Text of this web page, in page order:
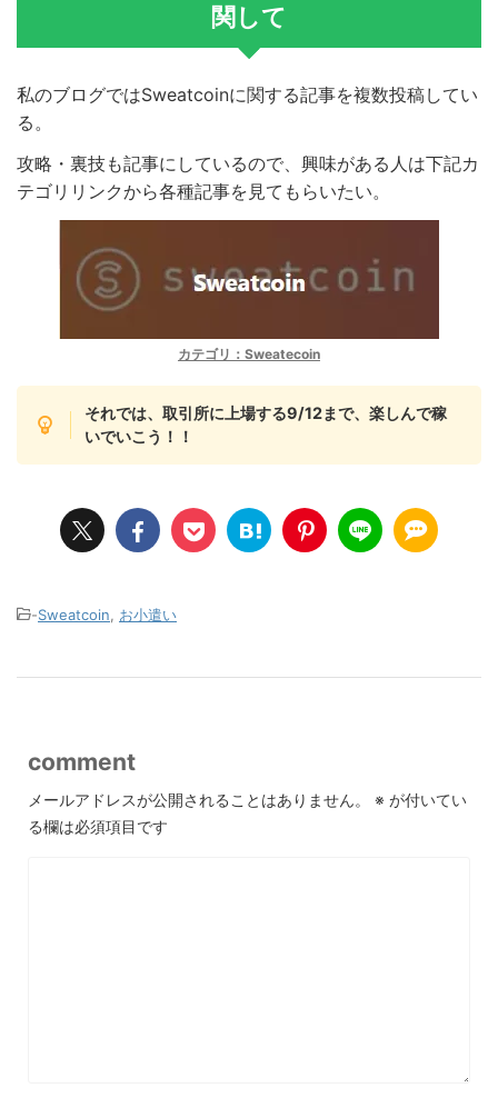
関して
私のブログではSweatcoinに関する記事を複数投稿してい
る。
攻略・裏技も記事にしているので、興味がある人は下記カ
テゴリリンクから各種記事を見てもらいたい。
カテゴリ：Sweatecoin
それでは、取引所に上場する9/12まで、楽しんで稼
いでいこう！！
-Sweatcoin お小遣い
comment
メールアドレスが公開されることはありません。 ※ が付いてい
る欄は必須項目です